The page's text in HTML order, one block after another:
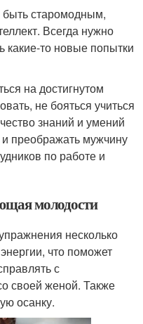
быть старомодным,
Всегда нужно
какие-то новые попытки
на достигнутом
не бояться учиться
знаний и умений
и преображать мужчину
по работе и
молодости
несколько
что поможет
с
своей женой. Также
осанку.